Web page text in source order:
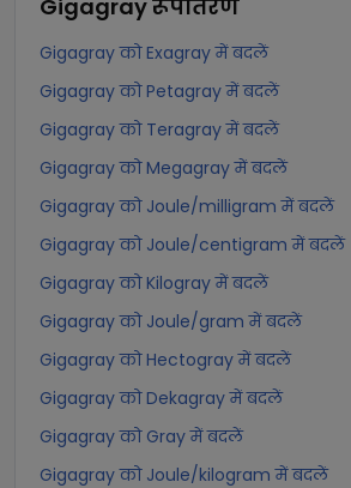
Gigagrayरूपांतरण
Gigagray को Exagray में बदलें
Gigagray को Petagray में बदलें
Gigagray को Teragray में बदलें
Gigagray को Megagray में बदलें
Gigagray को Joule/milligram में बदलें
Gigagray को Joule/centigram में बदलें
Gigagray को Kilogray में बदलें
Gigagray को Joule/gram में बदलें
Gigagray को Hectogray में बदलें
Gigagray को Dekagray में बदलें
Gigagray को Gray में बदलें
Gigagray को Joule/kilogram में बदलें